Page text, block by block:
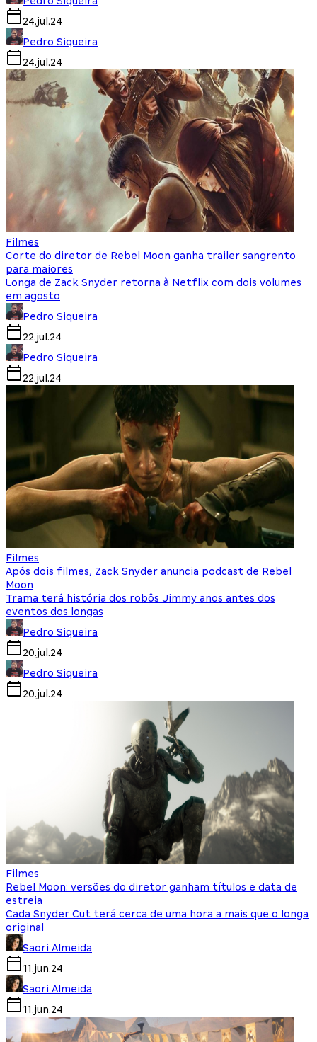
24.jul.24
Pedro Siqueira
24.jul.24
Filmes
Corte do diretor de Rebel Moon ganha trailer sangrento
para maiores
Longa de Zack Snyder retorna à Netflix com dois volumes
em agosto
Pedro Siqueira
22.jul.24
Pedro Siqueira
22.jul.24
Filmes
Após dois filmes, Zack Snyder anuncia podcast de Rebel
Moon
Trama terá história dos robôs Jimmy anos antes dos
eventos dos longas
Pedro Siqueira
20.jul.24
Pedro Siqueira
20.jul.24
Filmes
Rebel Moon: versões do diretor ganham títulos e data de
estreia
Cada Snyder Cut terá cerca de uma hora a mais que o longa
original
Saori Almeida
11.jun.24
Saori Almeida
11.jun.24